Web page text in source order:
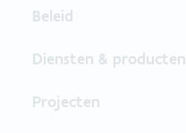
Beleid
Diensten & producten
Projecten